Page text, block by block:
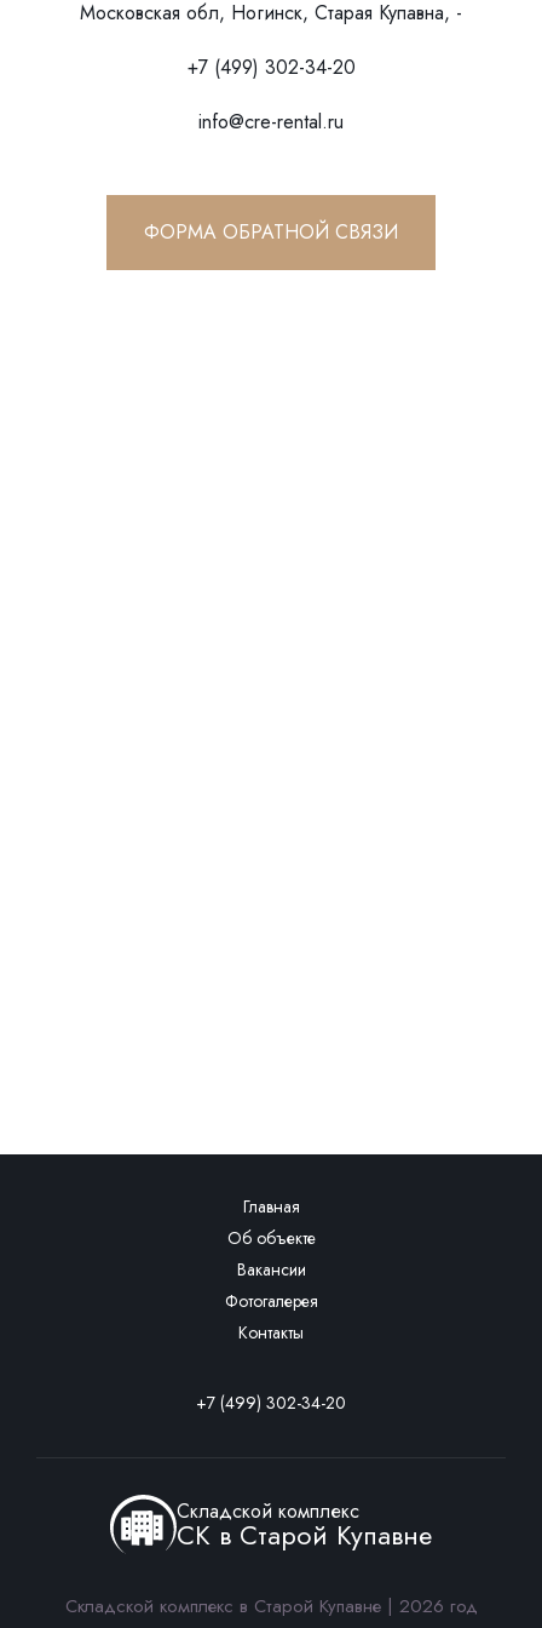
Московская обл, Ногинск, Старая Купавна, -
+7 (499) 302-34-20
info@cre-rental.ru
ФОРМА ОБРАТНОЙ СВЯЗИ
Главная
Об объекте
Вакансии
Фотогалерея
Контакты
+7 (499) 302-34-20
Складской комплекс
СК в Старой Купавне
Складской комплекс в Старой Купавне | 2026 год
Отправляя форму, вы соглашаетесь cполитикой
конфиденциальности